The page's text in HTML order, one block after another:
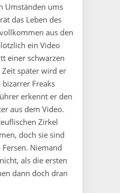
Umständen ums
das Leben des
aus den
ein Video
einer schwarzen
Zeit später wird er
Freaks
erkennt er den
aus dem Video.
Zirkel
doch sie sind
Niemand
als die ersten
dann doch dran